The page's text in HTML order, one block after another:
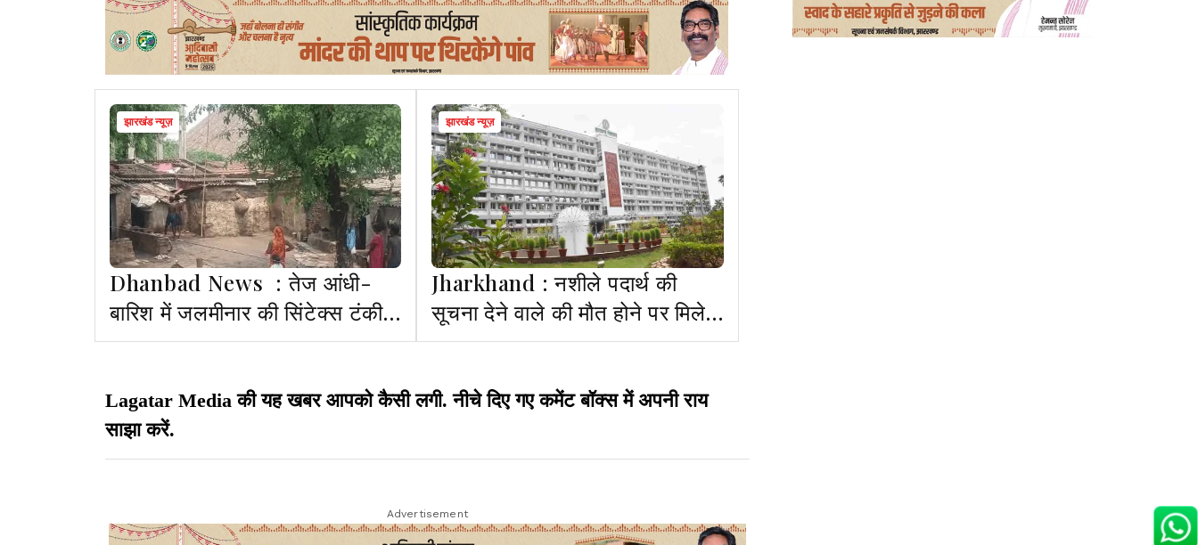
झारखंड न्यूज़
Dhanbad News : तेज आंधी-
बारिश में जलमीनार की सिंटेक्स टंकी
गिरी, एक बच्चा घायल
झारखंड न्यूज़
Jharkhand : नशीले पदार्थ की
सूचना देने वाले की मौत होने पर मिलेगा
20 लाख रुपये मुआवजा
Lagatar Media की यह खबर आपको कैसी लगी. नीचे दिए गए कमेंट बॉक्स में अपनी राय
साझा करें.
Advertisement